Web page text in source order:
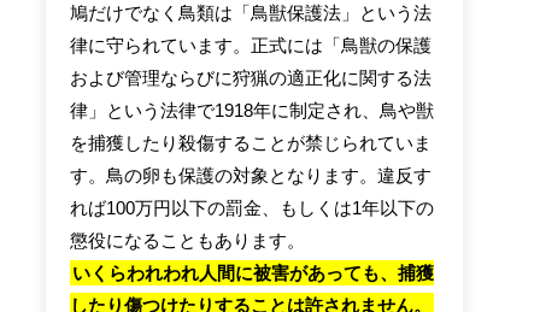
鳩だけでなく鳥類は「鳥獣保護法」という法
律に守られています。正式には「鳥獣の保護
および管理ならびに狩猟の適正化に関する法
律」という法律で1918年に制定され、鳥や獣
を捕獲したり殺傷することが禁じられていま
す。鳥の卵も保護の対象となります。違反す
れば100万円以下の罰金、もしくは1年以下の
懲役になることもあります。
いくらわれわれ人間に被害があっても、捕獲
したり傷つけたりすることは許されません。